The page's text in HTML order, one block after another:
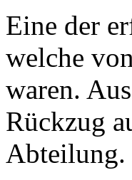
Eine der
welche
waren.
Rückzug
Abteilung.